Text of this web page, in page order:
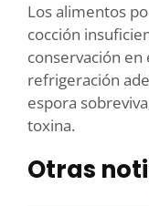
Los alimentos
cocción
conservación en
refrigeración
espora
toxina.
Otras